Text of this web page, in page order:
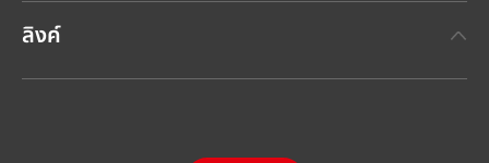
ข่าวประชาสัมพันธ์ล่าสุด
รายงานประจำปี
ลิงค์